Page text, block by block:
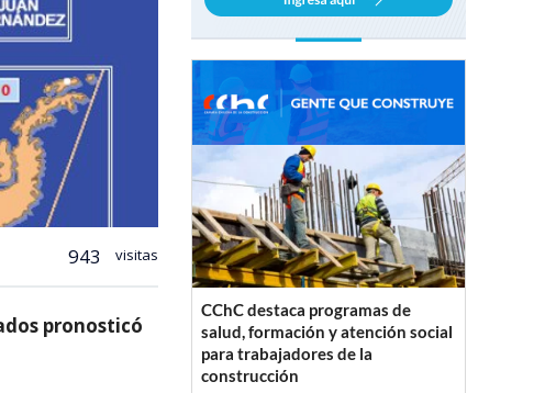
943 visitas
pronosticó
CChC destaca programas de
salud, formación y atención social
para trabajadores de la
construcción